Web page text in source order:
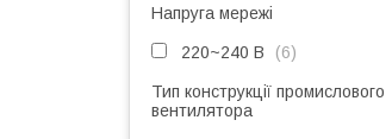
Напруга мережі
220~240 В 6
Тип конструкції промислового
вентилятора